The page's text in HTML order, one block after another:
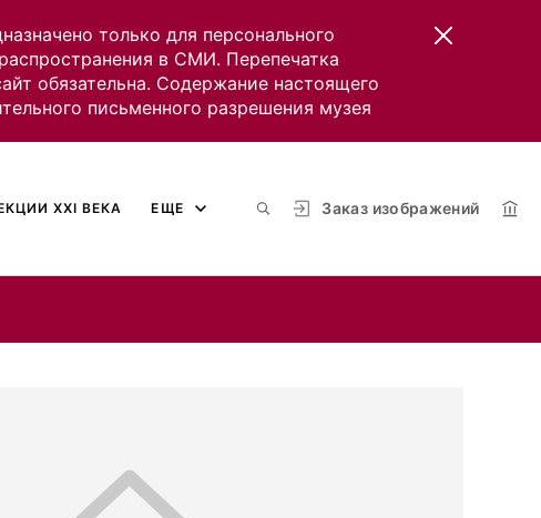
только для персонального
в СМИ. Перепечатка
обязательна. Содержание настоящего
письменного разрешения музея
Заказ изображений
XXI ВЕКА ЕЩЕ